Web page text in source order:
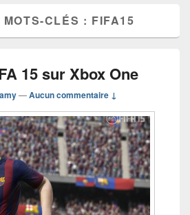
CLÉS : FIFA15
15 sur Xbox One
—Aucun commentaire ↓